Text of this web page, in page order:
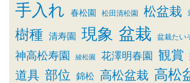
手入れ 春松園 松田清松園 松盆栽
樹種 清寿園 現象 盆栽 盆栽たい
神高松寿園 綾松園 花澤明春園 観賞
道具 部位 錦松 高松盆栽 高松